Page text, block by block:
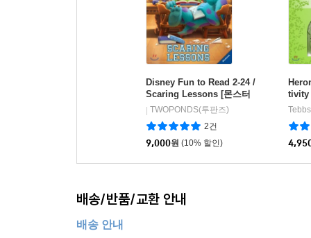
Disney Fun to Read 2-24 /
Scaring Lessons [몬스터
대학교]
TWOPONDS(투판즈)
2건
9,000원 (10% 할인)
tivity
l 3
배송/반품/교환 안내
배송 안내